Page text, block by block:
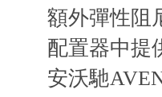
額外彈性阻
配置器中提
安沃馳